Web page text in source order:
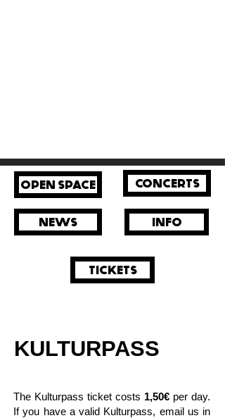
OPEN SPACE CONCERTS
NEWS INFO
TICKETS
KULTURPASS
The Kulturpass ticket costs 1,50€ per day.
If you have a valid Kulturpass, email us in